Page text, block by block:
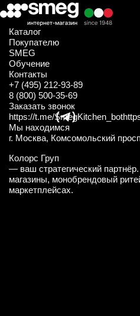
Каталог
Покупателю
SMEG
Обучение
Контакты
+7 (495) 212-93-89
8 (800) 500-35-69
Заказать звонок
https://t.me/SmegKitchen_bot
Мы находимся
г. Москва, Комсомольский
Колорс Груп
— ваш стратегический
магазины, монобрендовый
маркетплейсах.